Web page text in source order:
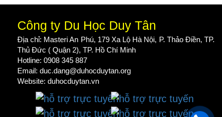
Công ty Du Học Duy Tân
Địa chỉ: Masteri An Phú, 179 Xa Lộ Hà Nội, P. Thảo Điền, TP.
Thủ Đức ( Quận 2), TP. Hồ Chí Minh
Hotline: 0908 345 887
Email: duc.dang@duhocduytan.org
Website: duhocduytan.vn